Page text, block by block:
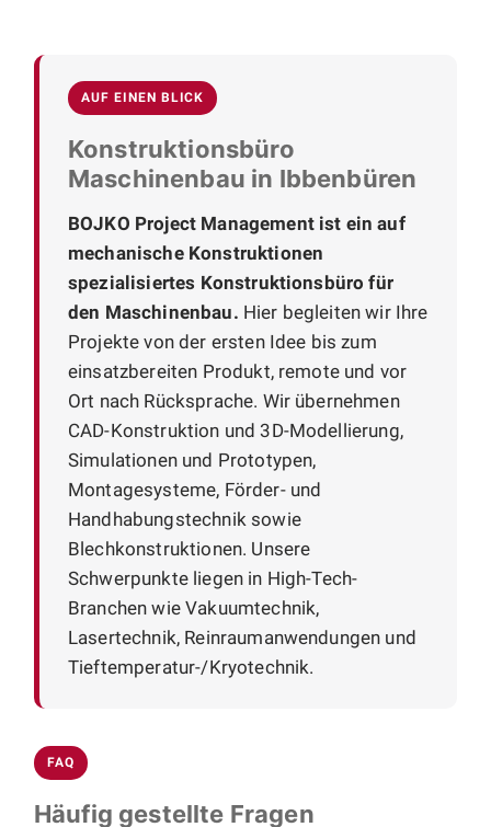
AUF EINEN BLICK
Konstruktionsbüro
Maschinenbau in Ibbenbüren
BOJKO Project Management ist ein auf
mechanische Konstruktionen
spezialisiertes Konstruktionsbüro für
den Maschinenbau. Hier begleiten wir Ihre
Projekte von der ersten Idee bis zum
einsatzbereiten Produkt, remote und vor
Ort nach Rücksprache. Wir übernehmen
CAD-Konstruktion und 3D-Modellierung,
Simulationen und Prototypen,
Montagesysteme, Förder- und
Handhabungstechnik sowie
Blechkonstruktionen. Unsere
Schwerpunkte liegen in High-Tech-
Branchen wie Vakuumtechnik,
Lasertechnik, Reinraumanwendungen und
Tieftemperatur-/Kryotechnik.
FAQ
Häufig gestellte Fragen